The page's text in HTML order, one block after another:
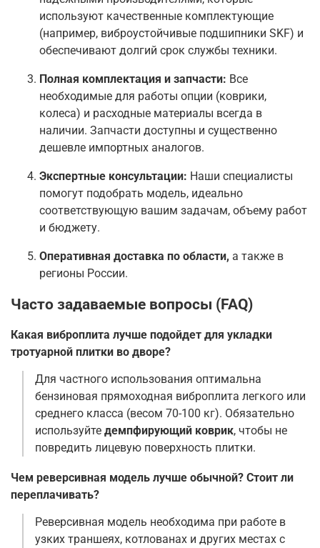
используют качественные комплектующие
(например, виброустойчивые подшипники SKF) и
обеспечивают долгий срок службы техники.
Полная комплектация и запчасти: Все
необходимые для работы опции (коврики,
колеса) и расходные материалы всегда в
наличии. Запчасти доступны и существенно
дешевле импортных аналогов.
Экспертные консультации: Наши специалисты
помогут подобрать модель, идеально
соответствующую вашим задачам, объему работ
и бюджету.
Оперативная доставка по области, а также в
регионы России.
Часто задаваемые вопросы (FAQ)
Какая виброплита лучше подойдет для укладки
тротуарной плитки во дворе?
Для частного использования оптимальна
бензиновая прямоходная виброплита легкого или
среднего класса (весом 70-100 кг). Обязательно
используйте демпфирующий коврик, чтобы не
повредить лицевую поверхность плитки.
Чем реверсивная модель лучше обычной? Стоит ли
переплачивать?
Реверсивная модель необходима при работе в
узких траншеях, котлованах и других местах с